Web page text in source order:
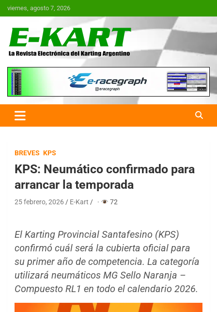
Saltar
al
viernes, agosto 7, 2026
E-Kart.com.ar | La Revista
Electrónica del Karting en
Argentina
BREVES KPS
KPS: Neumático confirmado para
arrancar la temporada
25 febrero, 2026 E-Kart · 72
El Karting Provincial Santafesino (KPS)
confirmó cuál será la cubierta oficial para
su primer año de competencia. La categoría
utilizará neumáticos MG Sello Naranja –
Compuesto RL1 en todo el calendario 2026.